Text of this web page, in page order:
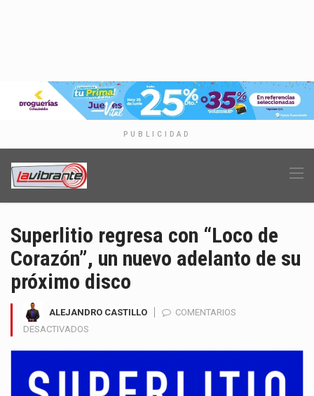
PUBLICIDAD
Superlitio regresa con “Loco de
Corazón”, un nuevo adelanto de su
próximo disco
ALEJANDRO CASTILLO
COMENTARIOS
DESACTIVADOS
CON
“LOCO